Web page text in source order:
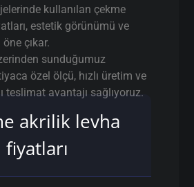
kullanılan çekme
estetik görünümü ve
öne çıkar.
sunduğumuz
özel ölçü, hızlı üretim ve
teslimat avantajı sağlıyoruz.
akrilik levha
fiyatları